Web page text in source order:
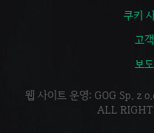
쿠키
고
보
웹 사이트 운영: GOG Sp. z
ALL